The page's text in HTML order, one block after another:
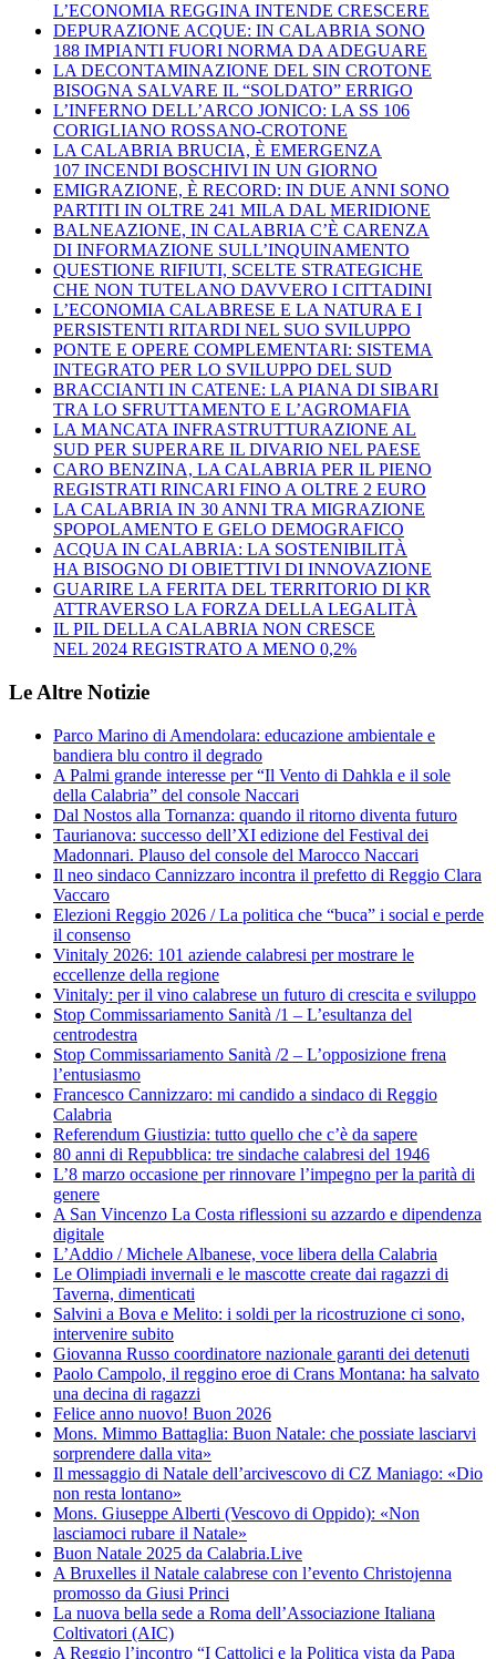
L’ECONOMIA REGGINA INTENDE CRESCERE
DEPURAZIONE ACQUE: IN CALABRIA SONO
188 IMPIANTI FUORI NORMA DA ADEGUARE
LA DECONTAMINAZIONE DEL SIN CROTONE
BISOGNA SALVARE IL “SOLDATO” ERRIGO
L’INFERNO DELL’ARCO JONICO: LA SS 106
CORIGLIANO ROSSANO-CROTONE
LA CALABRIA BRUCIA, È EMERGENZA
107 INCENDI BOSCHIVI IN UN GIORNO
EMIGRAZIONE, È RECORD: IN DUE ANNI SONO
PARTITI IN OLTRE 241 MILA DAL MERIDIONE
BALNEAZIONE, IN CALABRIA C’È CARENZA
DI INFORMAZIONE SULL’INQUINAMENTO
QUESTIONE RIFIUTI, SCELTE STRATEGICHE
CHE NON TUTELANO DAVVERO I CITTADINI
L’ECONOMIA CALABRESE E LA NATURA E I
PERSISTENTI RITARDI NEL SUO SVILUPPO
PONTE E OPERE COMPLEMENTARI: SISTEMA
INTEGRATO PER LO SVILUPPO DEL SUD
BRACCIANTI IN CATENE: LA PIANA DI SIBARI
TRA LO SFRUTTAMENTO E L’AGROMAFIA
LA MANCATA INFRASTRUTTURAZIONE AL
SUD PER SUPERARE IL DIVARIO NEL PAESE
CARO BENZINA, LA CALABRIA PER IL PIENO
REGISTRATI RINCARI FINO A OLTRE 2 EURO
LA CALABRIA IN 30 ANNI TRA MIGRAZIONE
SPOPOLAMENTO E GELO DEMOGRAFICO
ACQUA IN CALABRIA: LA SOSTENIBILITÀ
HA BISOGNO DI OBIETTIVI DI INNOVAZIONE
GUARIRE LA FERITA DEL TERRITORIO DI KR
ATTRAVERSO LA FORZA DELLA LEGALITÀ
IL PIL DELLA CALABRIA NON CRESCE
NEL 2024 REGISTRATO A MENO 0,2%
Le Altre Notizie
Parco Marino di Amendolara: educazione ambientale e
bandiera blu contro il degrado
A Palmi grande interesse per “Il Vento di Dahkla e il sole
della Calabria” del console Naccari
Dal Nostos alla Tornanza: quando il ritorno diventa futuro
Taurianova: successo dell’XI edizione del Festival dei
Madonnari. Plauso del console del Marocco Naccari
Il neo sindaco Cannizzaro incontra il prefetto di Reggio Clara
Vaccaro
Elezioni Reggio 2026 / La politica che “buca” i social e perde
il consenso
Vinitaly 2026: 101 aziende calabresi per mostrare le
eccellenze della regione
Vinitaly: per il vino calabrese un futuro di crescita e sviluppo
Stop Commissariamento Sanità /1 – L’esultanza del
centrodestra
Stop Commissariamento Sanità /2 – L’opposizione frena
l’entusiasmo
Francesco Cannizzaro: mi candido a sindaco di Reggio
Calabria
Referendum Giustizia: tutto quello che c’è da sapere
80 anni di Repubblica: tre sindache calabresi del 1946
L’8 marzo occasione per rinnovare l’impegno per la parità di
genere
A San Vincenzo La Costa riflessioni su azzardo e dipendenza
digitale
L’Addio / Michele Albanese, voce libera della Calabria
Le Olimpiadi invernali e le mascotte create dai ragazzi di
Taverna, dimenticati
Salvini a Bova e Melito: i soldi per la ricostruzione ci sono,
intervenire subito
Giovanna Russo coordinatore nazionale garanti dei detenuti
Paolo Campolo, il reggino eroe di Crans Montana: ha salvato
una decina di ragazzi
Felice anno nuovo! Buon 2026
Mons. Mimmo Battaglia: Buon Natale: che possiate lasciarvi
sorprendere dalla vita»
Il messaggio di Natale dell’arcivescovo di CZ Maniago: «Dio
non resta lontano»
Mons. Giuseppe Alberti (Vescovo di Oppido): «Non
lasciamoci rubare il Natale»
Buon Natale 2025 da Calabria.Live
A Bruxelles il Natale calabrese con l’evento Christojenna
promosso da Giusi Princi
La nuova bella sede a Roma dell’Associazione Italiana
Coltivatori (AIC)
A Reggio l’incontro “I Cattolici e la Politica vista da Papa